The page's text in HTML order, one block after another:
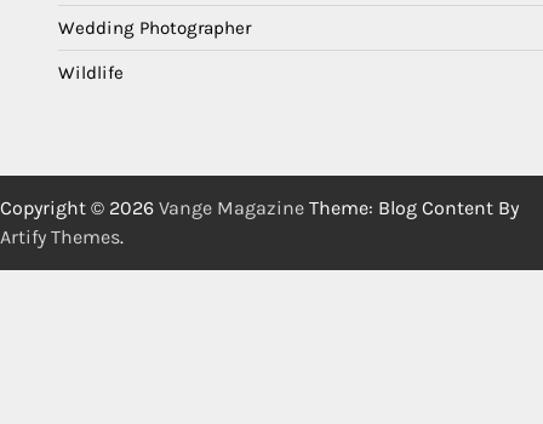
Wedding Photographer
Wildlife
Copyright © 2026 Vange Magazine Theme: Blog Content By
Artify Themes.